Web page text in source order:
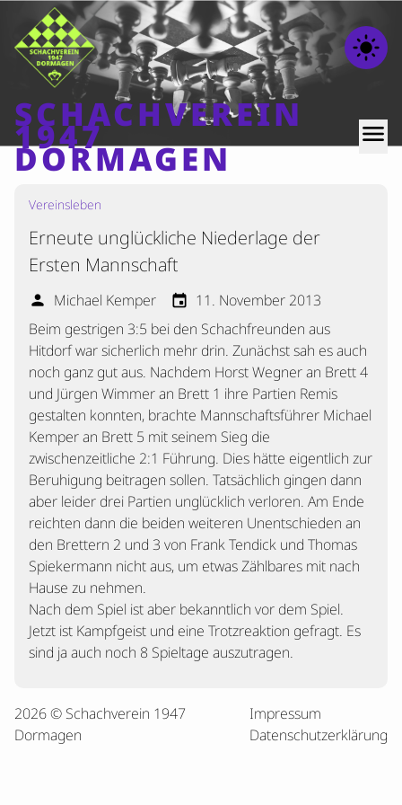
light_mode
SCHACHVEREIN
1947
DORMAGEN
menu
Home
Beiträge
Mannschaften
Ranglisten
Termine
Verschiedenes
Kontakt
Vereinsleben
Erneute unglückliche Niederlage der
Ersten Mannschaft
person Michael Kemper event 11. November 2013
Beim gestrigen 3:5 bei den Schachfreunden aus
Hitdorf war sicherlich mehr drin. Zunächst sah es auch
noch ganz gut aus. Nachdem Horst Wegner an Brett 4
und Jürgen Wimmer an Brett 1 ihre Partien Remis
gestalten konnten, brachte Mannschaftsführer Michael
Kemper an Brett 5 mit seinem Sieg die
zwischenzeitliche 2:1 Führung. Dies hätte eigentlich zur
Beruhigung beitragen sollen. Tatsächlich gingen dann
aber leider drei Partien unglücklich verloren. Am Ende
reichten dann die beiden weiteren Unentschieden an
den Brettern 2 und 3 von Frank Tendick und Thomas
Spiekermann nicht aus, um etwas Zählbares mit nach
Hause zu nehmen.
Nach dem Spiel ist aber bekanntlich vor dem Spiel.
Jetzt ist Kampfgeist und eine Trotzreaktion gefragt. Es
sind ja auch noch 8 Spieltage auszutragen.
2026 © Schachverein 1947
Dormagen
Impressum
Datenschutzerklärung